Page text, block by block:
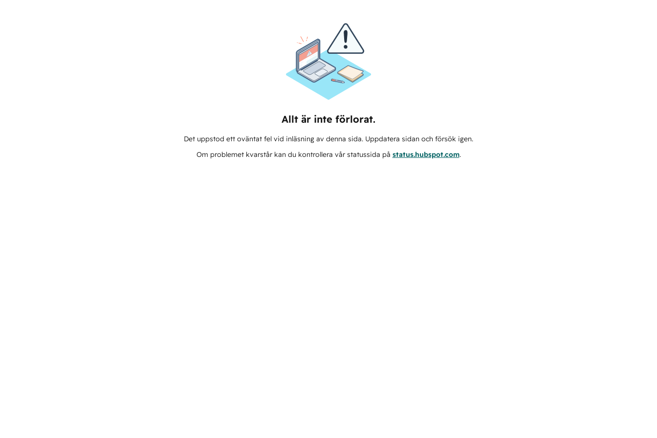
Allt är inte förlorat.
Det uppstod ett oväntat fel vid inläsning av denna sida. Uppdatera sidan och försök igen.
Om problemet kvarstår kan du kontrollera vår statussida på status.hubspot.com.